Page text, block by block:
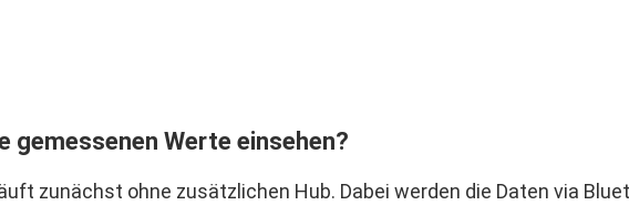
gemessenen Werte einsehen?
zunächst ohne zusätzlichen Hub. Dabei werden die Daten via